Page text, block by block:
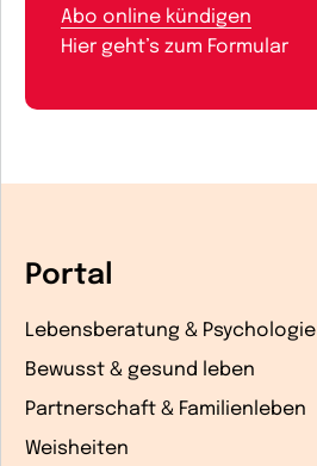
Abo online kündigen
Hier geht’s zum Formular
Portal
Lebensberatung & Psychologie
Bewusst & gesund leben
Partnerschaft & Familienleben
Weisheiten